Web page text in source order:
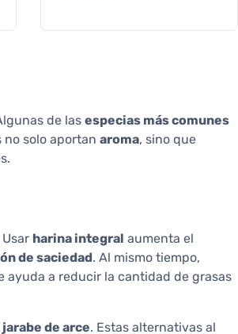
de las especias más comunes
no solo aportan aroma, sino que
harina integral aumenta el
de saciedad. Al mismo tiempo,
ayuda a reducir la cantidad de grasas
jarabe de arce. Estas alternativas al